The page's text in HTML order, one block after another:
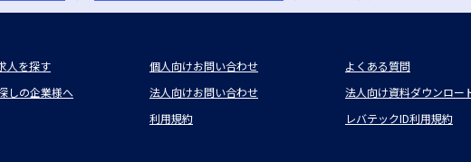
人を探す 個人向けお問い合わせ よくある質問
しの企業様へ
法人向けお問い合わせ 法人向け資料ダウンロー
利用規約 レバテックID利用規約